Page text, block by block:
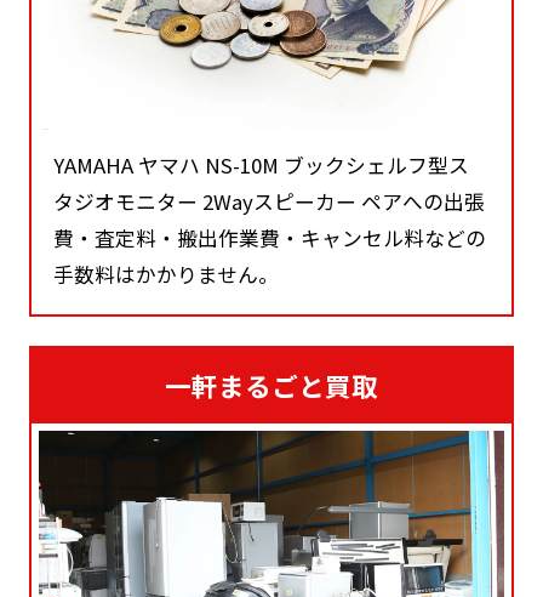
YAMAHA ヤマハ NS-10M ブックシェルフ型ス
タジオモニター 2Wayスピーカー ペアへの出張
費・査定料・搬出作業費・キャンセル料などの
手数料はかかりません。
一軒まるごと買取